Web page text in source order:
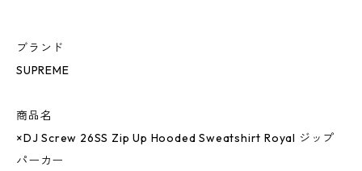
ブランド
SUPREME
商品名
×DJ Screw 26SS Zip Up Hooded Sweatshirt Royal ジップ
パーカー